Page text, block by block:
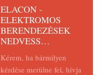
ELACON -
ELEKTROMOS
BERENDEZÉSEK
NEDVESS…
Kérem, ha bármilyen
kérdése merülne fel, hívja